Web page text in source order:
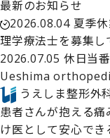
最新のお知らせ
2026.08.04 夏季
理学療法士を募集し
2026.07.05 休日当
Ueshima
うえしま整形外
患者さんが抱える痛
け医として安心で